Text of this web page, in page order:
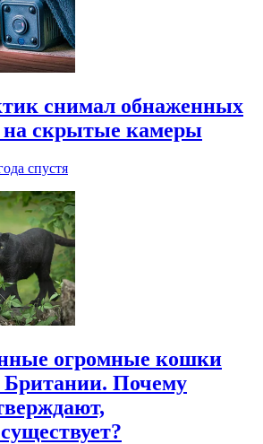
снимал обнаженных
на скрытые камеры
спустя
огромные кошки
Британии. Почему